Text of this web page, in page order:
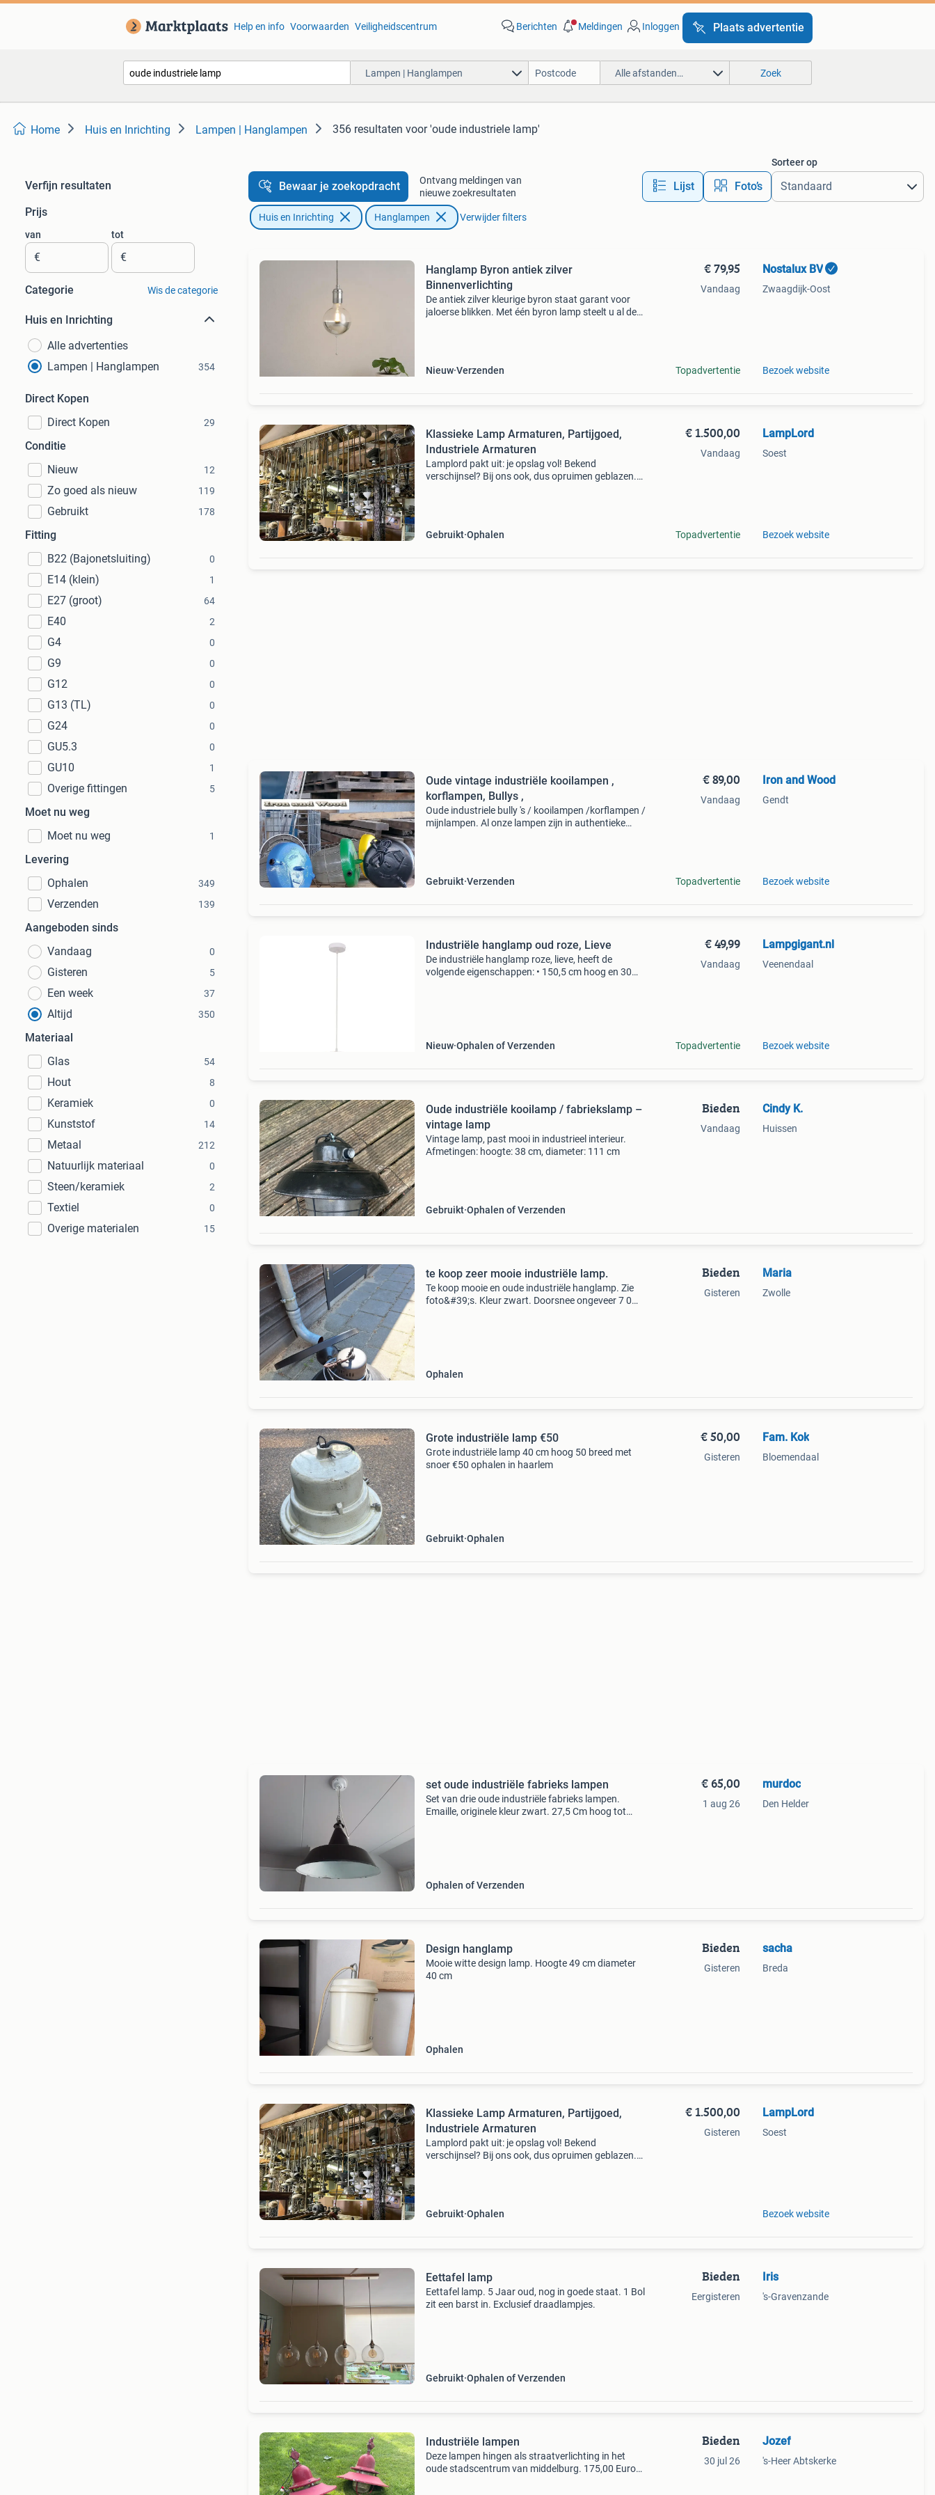
Help en info Voorwaarden Veiligheidscentrum Berichten Meldingen Inloggen Plaats advertentie
Lampen | Hanglampen Alle afstanden… Zoek
Home Huis en Inrichting Lampen | Hanglampen 356 resultaten voor 'oude industriele lamp'
Verfijn resultaten
Prijs
van
€
tot
€
Categorie Wis de categorie
Huis en Inrichting
Alle advertenties
Lampen | Hanglampen
354
Direct Kopen
Direct Kopen
29
Conditie
Nieuw
12
Zo goed als nieuw 119
Gebruikt 178
Fitting
B22 (Bajonetsluiting)
0
E14 (klein) 1
E27 (groot) 64
E40 2
G4 0
G9 0
G12 0
G13 (TL) 0
G24 0
GU5.3 0
GU10 1
Overige fittingen 5
Moet nu weg
Moet nu weg
1
Levering
Ophalen
349
Verzenden 139
Aangeboden sinds
Vandaag
0
Gisteren 5
Een week 37
Altijd 350
Materiaal
Glas
54
Hout 8
Keramiek 0
Kunststof 14
Metaal 212
Natuurlijk materiaal 0
Steen/keramiek 2
Textiel 0
Overige materialen 15
Bewaar je zoekopdracht
Ontvang meldingen van
nieuwe zoekresultaten
Lijst Foto’s
Sorteer op
Huis en Inrichting Hanglampen Verwijder filters
Hanglamp Byron antiek zilver
Binnenverlichting
De antiek zilver kleurige byron staat garant voor
jaloerse blikken. Met één byron lamp steelt u al de
Nieuw Verzenden
€ 79,95
Vandaag
Topadvertentie
Nostalux BV
Zwaagdijk-Oost
Bezoek website
Klassieke Lamp Armaturen, Partijgoed,
Industriele Armaturen
Lamplord pakt uit: je opslag vol! Bekend
verschijnsel? Bij ons ook, dus opruimen geblazen.
Gebruikt Ophalen
€ 1.500,00
Vandaag
Topadvertentie
LampLord
Soest
Bezoek website
Oude vintage industriële kooilampen ,
korflampen, Bullys ,
Oude industriele bully 's / kooilampen /korflampen /
mijnlampen. Al onze lampen zijn in authentieke
Gebruikt Verzenden
€ 89,00
Vandaag
Topadvertentie
Iron and Wood
Gendt
Bezoek website
Industriële hanglamp oud roze, Lieve
De industriële hanglamp roze, lieve, heeft de
volgende eigenschappen: • 150,5 cm hoog en 30
Nieuw Ophalen of Verzenden
€ 49,99
Vandaag
Topadvertentie
Lampgigant.nl
Veenendaal
Bezoek website
Oude industriële kooilamp / fabriekslamp –
vintage lamp
Vintage lamp, past mooi in industrieel interieur.
Afmetingen: hoogte: 38 cm, diameter: 111 cm
Gebruikt Ophalen of Verzenden
Bieden
Vandaag
Cindy K.
Huissen
te koop zeer mooie industriële lamp.
Te koop mooie en oude industriële hanglamp. Zie
foto&#39;s. Kleur zwart. Doorsnee ongeveer 7 0
Ophalen
Bieden
Gisteren
Maria
Zwolle
Grote industriële lamp €50
Grote industriële lamp 40 cm hoog 50 breed met
snoer €50 ophalen in haarlem
Gebruikt Ophalen
€ 50,00
Gisteren
Fam. Kok
Bloemendaal
set oude industriële fabrieks lampen
Set van drie oude industriële fabrieks lampen.
Emaille, originele kleur zwart. 27,5 Cm hoog tot
Ophalen of Verzenden
€ 65,00
1 aug 26
murdoc
Den Helder
Design hanglamp
Mooie witte design lamp. Hoogte 49 cm diameter
40 cm
Ophalen
Bieden
Gisteren
sacha
Breda
Klassieke Lamp Armaturen, Partijgoed,
Industriele Armaturen
Lamplord pakt uit: je opslag vol! Bekend
verschijnsel? Bij ons ook, dus opruimen geblazen.
Gebruikt Ophalen
€ 1.500,00
Gisteren
LampLord
Soest
Bezoek website
Eettafel lamp
Eettafel lamp. 5 Jaar oud, nog in goede staat. 1 Bol
zit een barst in. Exclusief draadlampjes.
Gebruikt Ophalen of Verzenden
Bieden
Eergisteren
Iris
's-Gravenzande
Industriële lampen
Deze lampen hingen als straatverlichting in het
oude stadscentrum van middelburg. 175,00 Euro
Bieden
30 jul 26
Jozef
's-Heer Abtskerke